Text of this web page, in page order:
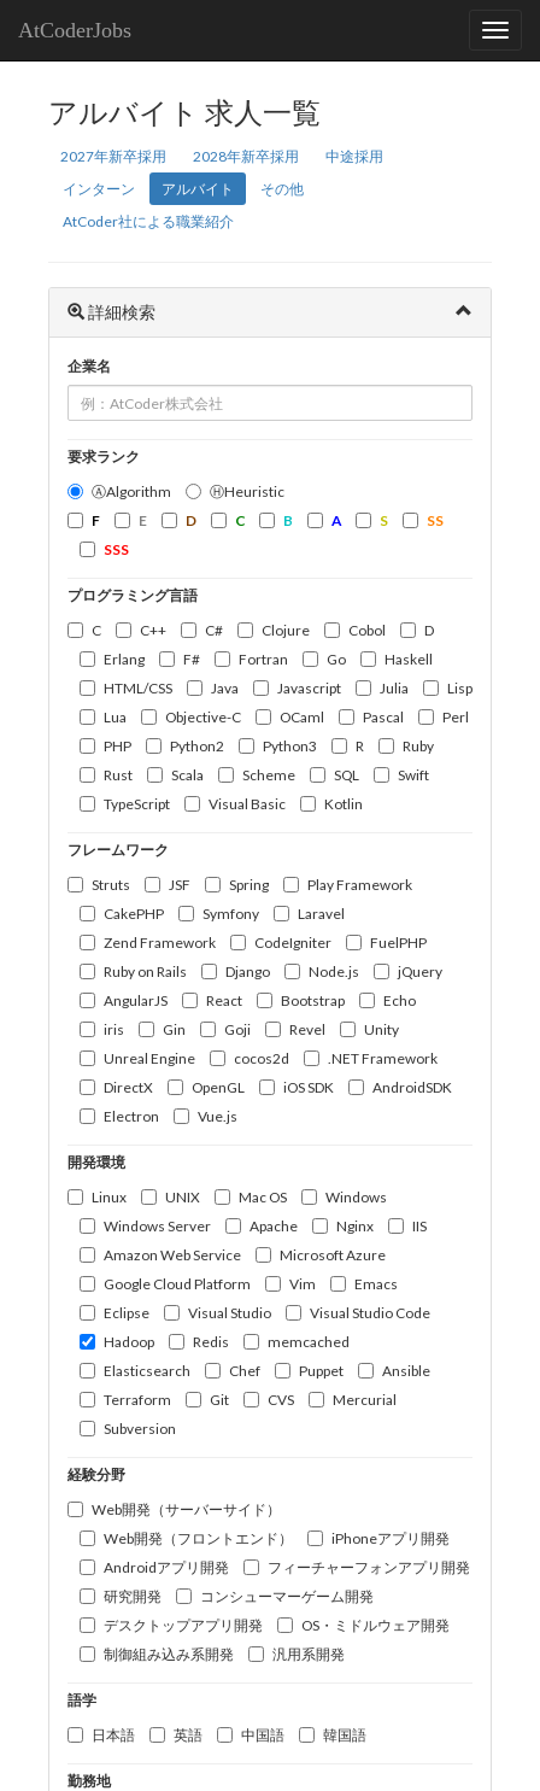
AtCoderJobs
アルバイト 求人一覧
2027年新卒採用 2028年新卒採用
中途採用
インターン
アルバイト
その他
AtCoder社による職業紹介
詳細検索
企業名
要求ランク
ⒶAlgorithm
ⒽHeuristic
F
E D C B A S
SS
SSS
プログラミング言語
C
C++ C# Clojure Cobol
D
Erlang
F# Fortran Go
Haskell
HTML/CSS
Java Javascript Julia
Lisp
Lua
Objective-C OCaml Pascal
Perl
PHP
Python2 Python3 R
Ruby
Rust
Scala Scheme SQL
Swift
TypeScript
Visual Basic Kotlin
フレームワーク
Struts
JSF Spring
Play Framework
CakePHP
Symfony
Laravel
Zend Framework
CodeIgniter
FuelPHP
Ruby on Rails
Django Node.js
jQuery
AngularJS
React Bootstrap
Echo
iris
Gin Goji Revel
Unity
Unreal Engine
cocos2d
.NET Framework
DirectX
OpenGL iOS SDK
AndroidSDK
Electron
Vue.js
開発環境
Linux
UNIX Mac OS
Windows
Windows Server
Apache Nginx
IIS
Amazon Web Service
Microsoft Azure
Google Cloud Platform
Vim
Emacs
Eclipse
Visual Studio
Visual Studio Code
Hadoop
Redis
memcached
Elasticsearch
Chef Puppet
Ansible
Terraform
Git CVS
Mercurial
Subversion
経験分野
Web開発（サーバーサイド）
Web開発（フロントエンド）
iPhoneアプリ開発
Androidアプリ開発
フィーチャーフォンアプリ開発
研究開発
コンシューマーゲーム開発
デスクトップアプリ開発
OS・ミドルウェア開発
制御組み込み系開発
汎用系開発
語学
日本語
英語 中国語 韓国語
勤務地